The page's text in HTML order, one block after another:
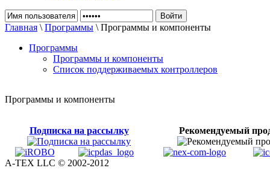
Главная \ Программы \ Программы и компоненты
Программы
Программы и компоненты
Список поддерживаемых контроллеров
Программы и компоненты
Подписка на рассылку Рекомендуемый
A-TEX LLC © 2002-2012